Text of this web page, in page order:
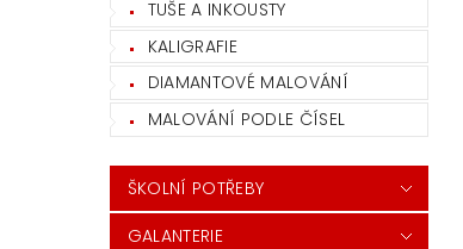
TUŠE A INKOUSTY
KALIGRAFIE
DIAMANTOVÉ MALOVÁNÍ
MALOVÁNÍ PODLE ČÍSEL
ŠKOLNÍ POTŘEBY
GALANTERIE